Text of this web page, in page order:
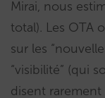
Mirai, nous
total). Les OTA
sur les
“visibilité” (qui
disent